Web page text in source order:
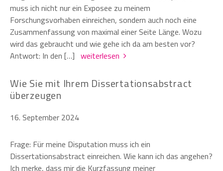
muss ich nicht nur ein Exposee zu meinem
Forschungsvorhaben einreichen, sondern auch noch eine
Zusammenfassung von maximal einer Seite Länge. Wozu
wird das gebraucht und wie gehe ich da am besten vor?
Antwort: In den […] weiterlesen
Wie Sie mit Ihrem Dissertationsabstract
überzeugen
16. September 2024
Frage: Für meine Disputation muss ich ein
Dissertationsabstract einreichen. Wie kann ich das angehen?
Ich merke, dass mir die Kurzfassung meiner